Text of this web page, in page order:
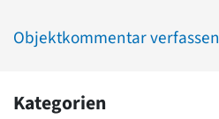
Objektkommentar verfassen
Kategorien